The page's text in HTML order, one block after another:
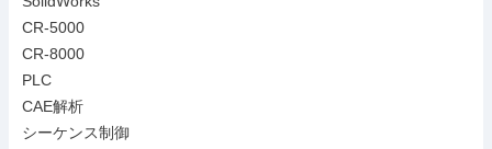
CR-5000
CR-8000
PLC
CAE解析
シーケンス制御